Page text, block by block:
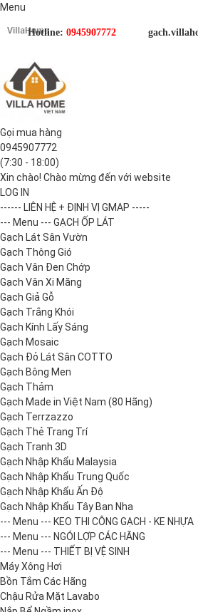
Menu
Hotline: 0945907772
Gọi mua hàng
0945907772
(7:30 - 18:00)
Xin chào! Chào mừng đến với website
LOG IN
------ LIÊN HỆ + ĐỊNH VỊ GMAP -----
--- Menu --- GẠCH ỐP LÁT
Gạch Lát Sân Vườn
Gạch Thông Gió
Gạch Vân Đen Chớp
Gạch Vân Xi Măng
Gạch Giả Gỗ
Gạch Trắng Khói
Gạch Kính Lấy Sáng
Gạch Mosaic
Gạch Đỏ Lát Sân COTTO
Gạch Bông Men
Gạch Thảm
Gạch Made in Việt Nam (80 Hãng)
Gạch Terrzazzo
Gạch Thẻ Trang Trí
Gạch Tranh 3D
Gạch Nhập Khẩu Malaysia
Gạch Nhập Khẩu Trung Quốc
Gạch Nhập Khẩu Ấn Độ
Gạch Nhập Khẩu Tây Ban Nha
--- Menu --- KEO THI CÔNG GẠCH - KE NHỰA
--- Menu --- NGÓI LỢP CÁC HÃNG
--- Menu --- THIẾT BỊ VỆ SINH
Máy Xông Hơi
Bồn Tắm Các Hãng
Chậu Rửa Mặt Lavabo